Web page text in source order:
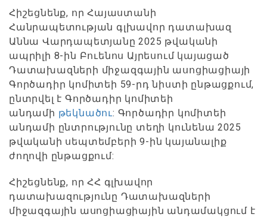
Հիշեցնենք, որ Հայաստանի
Հանրապետության գլխավոր դատախազ
Աննա Վարդապետյանը 2025 թվականի
ապրիլի 8-ին Բուենոս Այրեսում կայացած
Դատախազների միջազգային ասոցիացիայի
Գործադիր կոմիտեի 59-րդ նիստի ընթացքում,
ընտրվել է Գործադիր կոմիտեի
անդամի թեկնածու: Գործադիր կոմիտեի
անդամի ընտրությունը տեղի կունենա 2025
թվականի սեպտեմբերի 9-ին կայանալիք
ժողովի ընթացքում:
Հիշեցնենք, որ ՀՀ գլխավոր
դատախազությունը Դատախազների
միջազգային ասոցիացիային անդամակցում է